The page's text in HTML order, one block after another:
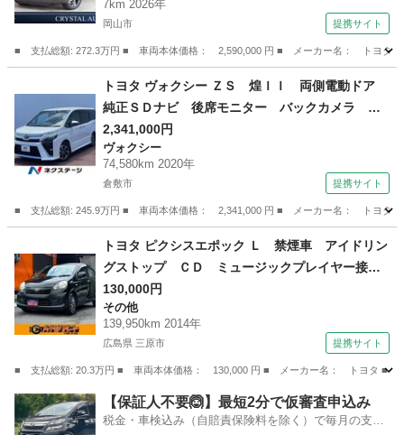
ーター クリアランスソナー レーダークルー
ズ 電動パーキング ブラックルーフ （検11.6）
7km 2026年
岡山市 提携サイト
■ 支払総額: 272.3万円 ■ 車両本体価格： 2,590,000 円 ■ メーカー名： トヨ
トヨタ
トヨタ ヴォクシー ＺＳ 煌ＩＩ 両側電動ドア
純正ＳＤナビ 後席モニター バックカメラ 衝
突被害軽減システム 禁煙車 ドラレコ コーナ
ーセンサー スマートキー ＬＥＤヘッド ビル
トインＥＴＣ クルコン 純正１６インチアルミ
2,341,000円
ヴォクシー
74,580km 2020年
倉敷市 提携サイト
■ 支払総額: 245.9万円 ■ 車両本体価格： 2,341,000 円 ■ メーカー名： トヨ
ヴォクシー
トヨタ ピクシスエポック Ｌ 禁煙車 アイドリン
グストップ ＣＤ ミュージックプレイヤー接続
可 キーレスエントリー ＡＷ１４インチ エア
コン パワーウィンドウ パワーステアリング
ＡＢＳ 横滑り防止装置 運転席・助手席エアバ
130,000円
その他
139,950km 2014年
広島県 三原市 提携サイト
■ 支払総額: 20.3万円 ■ 車両本体価格： 130,000 円 ■ メーカー名： トヨタ ■
広島 三原市 その他
【保証人不要🙆】最短2分で仮審査申込み
税金・車検込み（自賠責保険料を除く）で毎月の支払